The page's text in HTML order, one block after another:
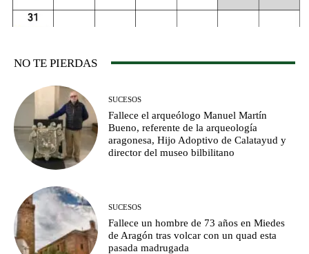
NO TE PIERDAS
SUCESOS
Fallece el arqueólogo Manuel Martín
Bueno, referente de la arqueología
aragonesa, Hijo Adoptivo de Calatayud y
director del museo bilbilitano
SUCESOS
Fallece un hombre de 73 años en Miedes
de Aragón tras volcar con un quad esta
pasada madrugada